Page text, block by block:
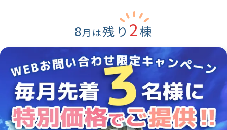
8月は残り 2棟